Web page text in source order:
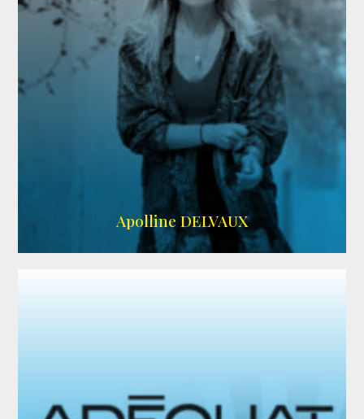
Apolline DELVAUX